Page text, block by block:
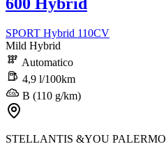
600 Hybrid
SPORT Hybrid 110CV
Mild Hybrid
Automatico
4,9 l/100km
B (110 g/km)
STELLANTIS &YOU PALERMO